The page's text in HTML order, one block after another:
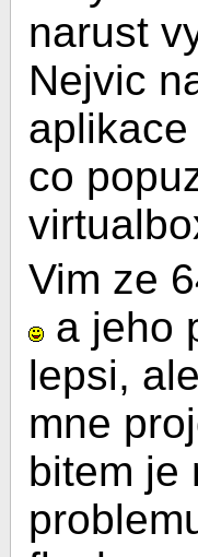
narust
Nejvic
co
Vim ze
a jeho
lepsi,
mne
bitem je